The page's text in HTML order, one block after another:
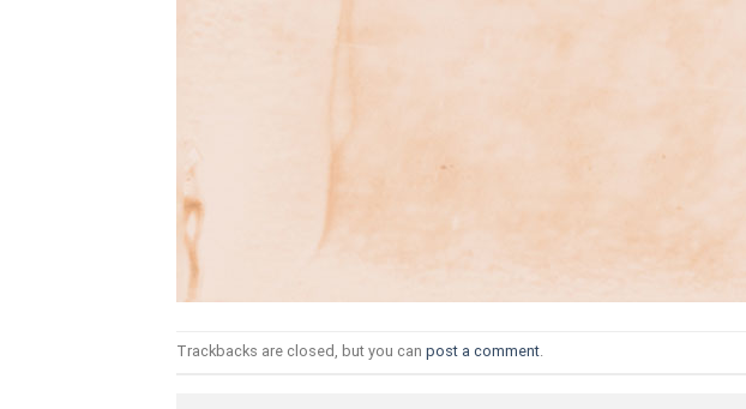
Trackbacks are closed, but you can post a comment